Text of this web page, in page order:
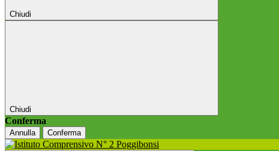
Chiudi
Chiudi
Conferma
Annulla Conferma